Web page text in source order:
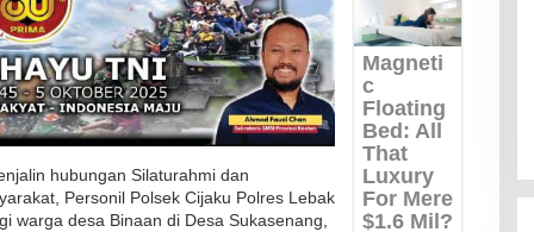
hubungan Silaturahmi dan
Personil Polsek Cijaku Polres Lebak
warga desa Binaan di Desa Sukasenang,